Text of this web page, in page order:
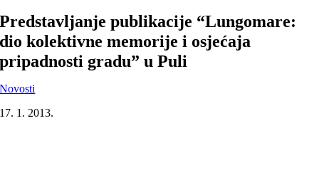
Predstavljanje publikacije “Lungomare:
dio kolektivne memorije i osjećaja
pripadnosti gradu” u Puli
Novosti
17. 1. 2013.